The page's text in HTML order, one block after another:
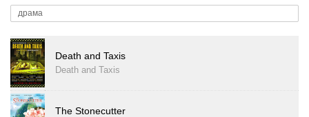
драма
Death and Taxis
Death and Taxis
The Stonecutter